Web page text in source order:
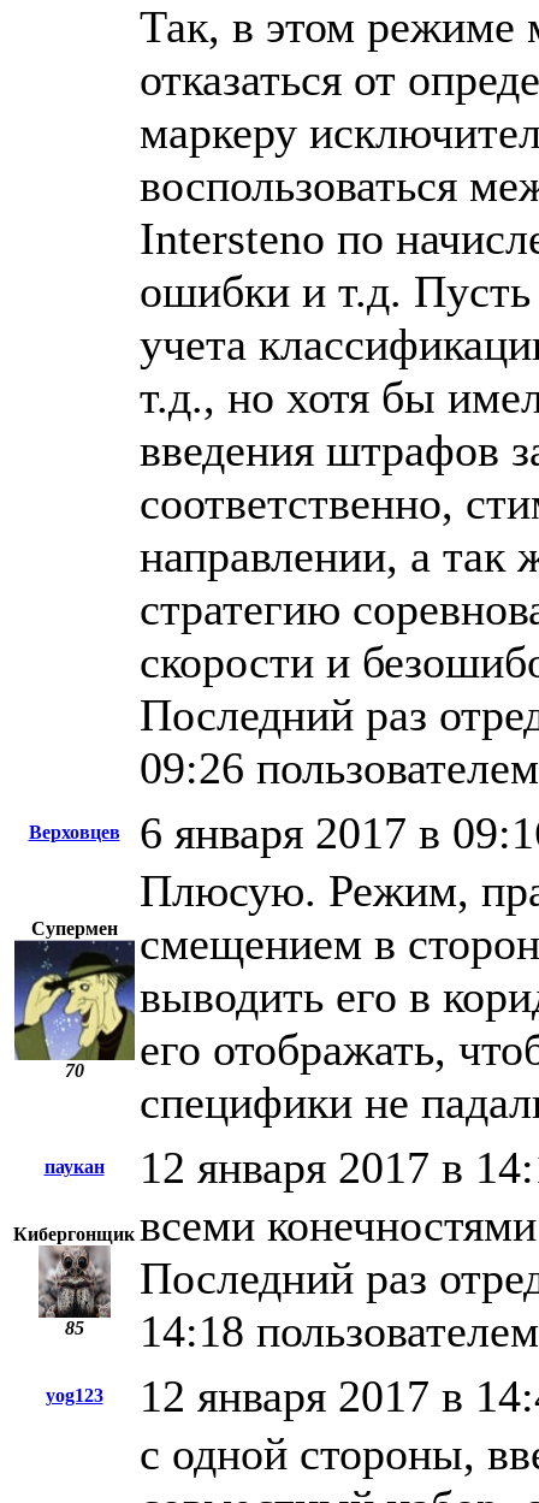
Так, в этом режиме
отказаться от
маркеру
воспользоваться
Intersteno по
ошибки и т.д.
учета
т.д., но хотя бы
введения штрафов
соответственно,
направлении, а так
стратегию
скорости и
Последний раз
09:26
Верховцев 6 января 2017 в
Супермен
70
Плюсую. Режим,
смещением в
выводить его в
его отображать,
специфики не
паукан 12 января 2017 в
Кибергонщик
85
всеми
Последний раз
14:18
yog123
12 января 2017 в
с одной стороны,